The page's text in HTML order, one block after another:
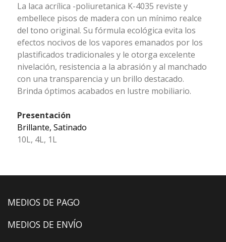
La laca acrílica -poliuretanica K-4035 reviste y
embellece pisos de madera con un mínimo realce
del tono original. Su fórmula ecológica evita los
efectos nocivos de los vapores emanados por los
plastificados tradicionales y le otorga excelente
nivelación, resistencia a la abrasión y al manchado
con una transparencia y un brillo destacado.
Brinda óptimos acabados en lustre mobiliario.
Presentación
Brillante, Satinado
10L, 4L, 1L
MEDIOS DE PAGO
MEDIOS DE ENVÍO